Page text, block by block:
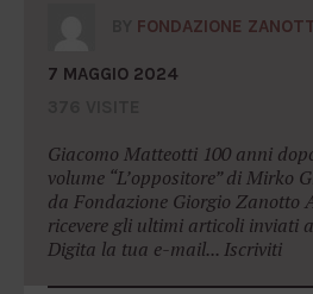
FONDAZIONE
7 MAGGIO 2024
Giacomo Matteotti 100 anni
volume “L’oppositore” di Mirko
da Fondazione Giorgio Zanotto
ricevere gli ultimi articoli inviati
Digita la tua e-mail... Iscriviti